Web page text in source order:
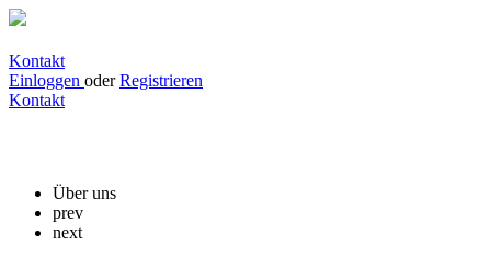
Kontakt
Einloggen oder Registrieren
Kontakt
Über uns
prev
next